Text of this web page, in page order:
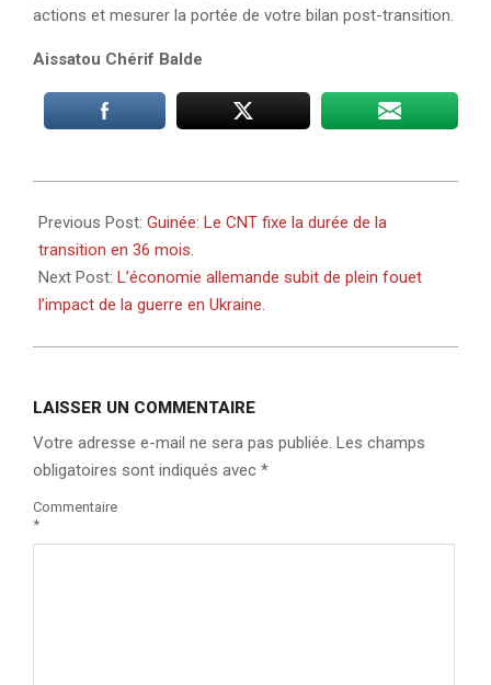
actions et mesurer la portée de votre bilan post-transition.
Aissatou Chérif Balde
05-
13
Previous Post: Guinée: Le CNT fixe la durée de la
transition en 36 mois.
Next Post: L’économie allemande subit de plein fouet
l’impact de la guerre en Ukraine.
LAISSER UN COMMENTAIRE
Votre adresse e-mail ne sera pas publiée. Les champs
obligatoires sont indiqués avec *
Commentaire
*